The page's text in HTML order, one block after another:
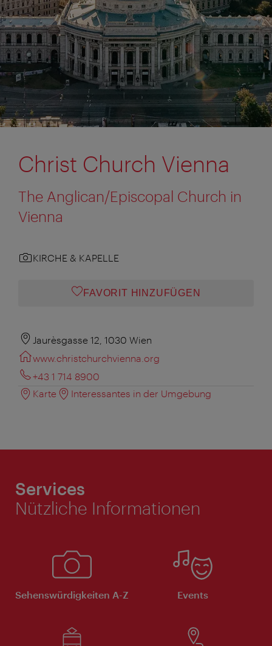
Christ Church Vienna
The Anglican/Episcopal Church in
Vienna
KIRCHE & KAPELLE
FAVORIT HINZUFÜGEN
Jaurèsgasse 12, 1030 Wien
www.christchurchvienna.org
+43 1 714 8900
Karte
Interessantes in der Umgebung
Services
Nützliche Informationen
Sehenswürdigkeiten A-Z Events